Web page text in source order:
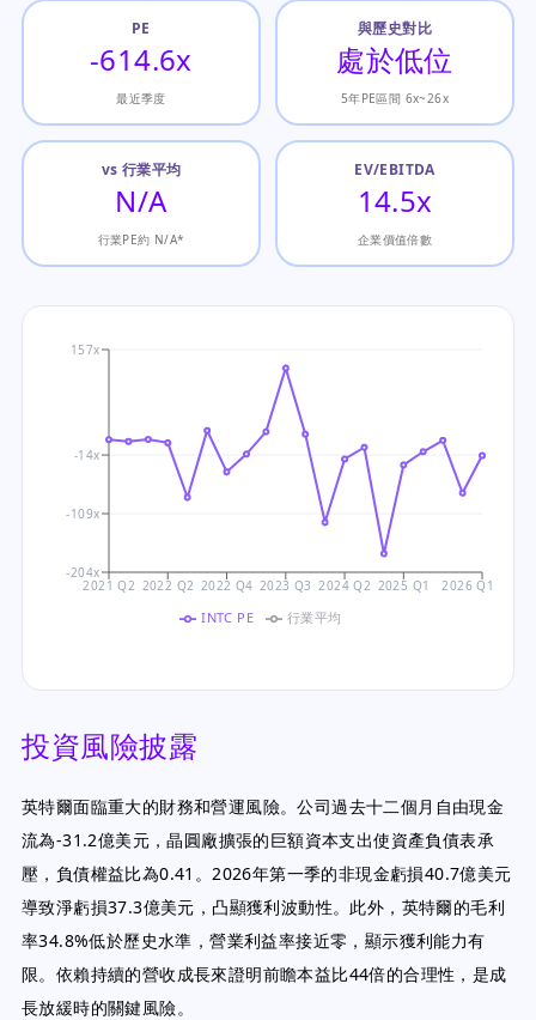
PE
-614.6x
最近季度
與歷史對比
處於低位
5年PE區間 6x~26x
vs 行業平均
N/A
行業PE約 N/A*
EV/EBITDA
14.5x
企業價值倍數
2021 Q2 2022 Q2 2022 Q4 2023 Q3 2024 Q2 2025 Q1 2026 Q1
-204x
-109x
-14x
157x
INTC PE 行業平均
投資風險披露
英特爾面臨重大的財務和營運風險。公司過去十二個月自由現金
流為-31.2億美元，晶圓廠擴張的巨額資本支出使資產負債表承
壓，負債權益比為0.41。2026年第一季的非現金虧損40.7億美元
導致淨虧損37.3億美元，凸顯獲利波動性。此外，英特爾的毛利
率34.8%低於歷史水準，營業利益率接近零，顯示獲利能力有
限。依賴持續的營收成長來證明前瞻本益比44倍的合理性，是成
長放緩時的關鍵風險。